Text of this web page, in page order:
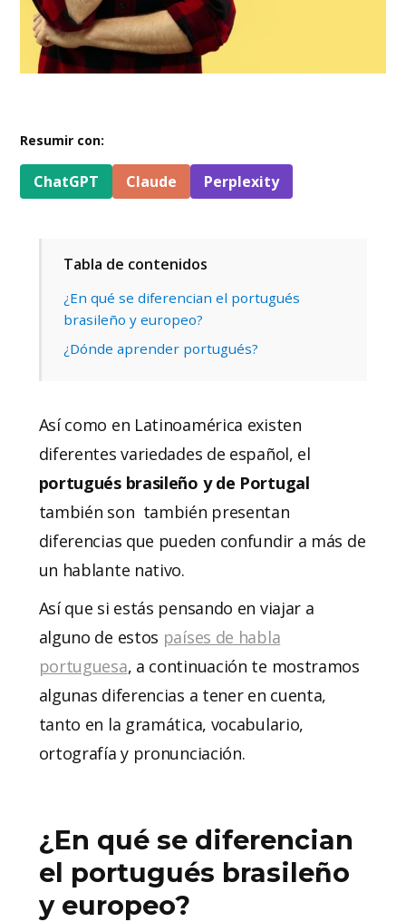
Resumir con:
ChatGPT Claude Perplexity
Tabla de contenidos
¿En qué se diferencian el portugués
brasileño y europeo?
¿Dónde aprender portugués?
Así como en Latinoamérica existen
diferentes variedades de español, el
portugués brasileño y de Portugal
también son también presentan
diferencias que pueden confundir a más de
un hablante nativo.
Así que si estás pensando en viajar a
alguno de estos países de habla
portuguesa, a continuación te mostramos
algunas diferencias a tener en cuenta,
tanto en la gramática, vocabulario,
ortografía y pronunciación.
¿En qué se diferencian
el portugués brasileño
y europeo?